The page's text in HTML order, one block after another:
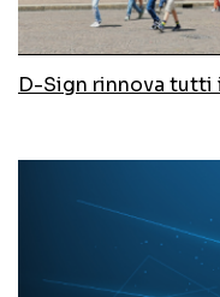
D-Sign rinnova tutti